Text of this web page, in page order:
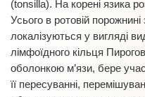
(tonsilla). На корені язика
Усього в ротовій
локалізуються у вигляді
лімфоїдного кільця
оболонкою м’язи, бере
її пересуванні,